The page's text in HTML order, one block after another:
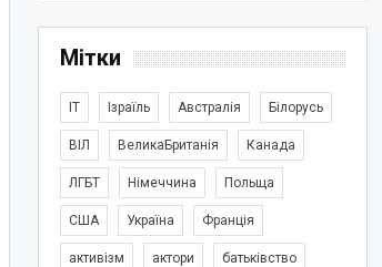
Мітки
IT Ізраїль Австралія Білорусь
ВІЛ ВеликаБританія Канада
ЛГБТ Німеччина Польща
США Україна Франція
активізм актори батьківство